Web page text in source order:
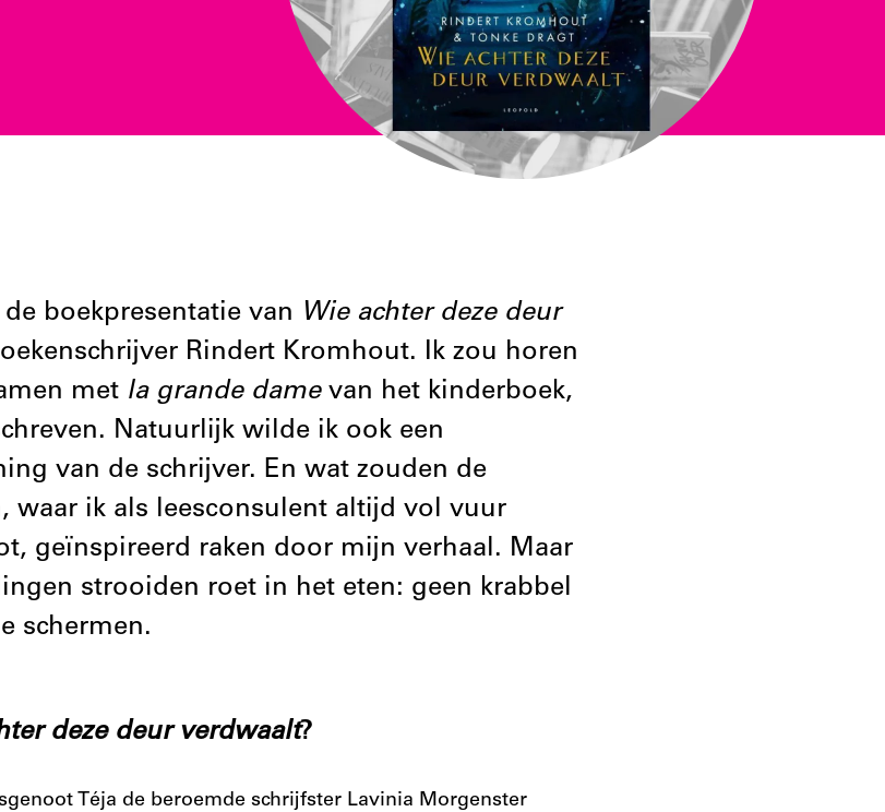
boekpresentatie van Wie achter deze deur
Rindert Kromhout. Ik zou horen
met la grande damevan het kinderboek,
Natuurlijk wilde ik ook een
van de schrijver. En wat zouden de
waar ik als leesconsulent altijd vol vuur
geïnspireerd raken door mijn verhaal. Maar
strooiden roet in het eten: geen krabbel
schermen.
deze deur verdwaalt?
Téja de beroemde schrijfster Lavinia Morgenster